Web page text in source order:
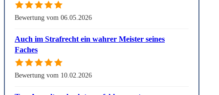
Bewertung vom 06.05.2026
Auch im Strafrecht ein wahrer Meister seines
Faches
Bewertung vom 10.02.2026